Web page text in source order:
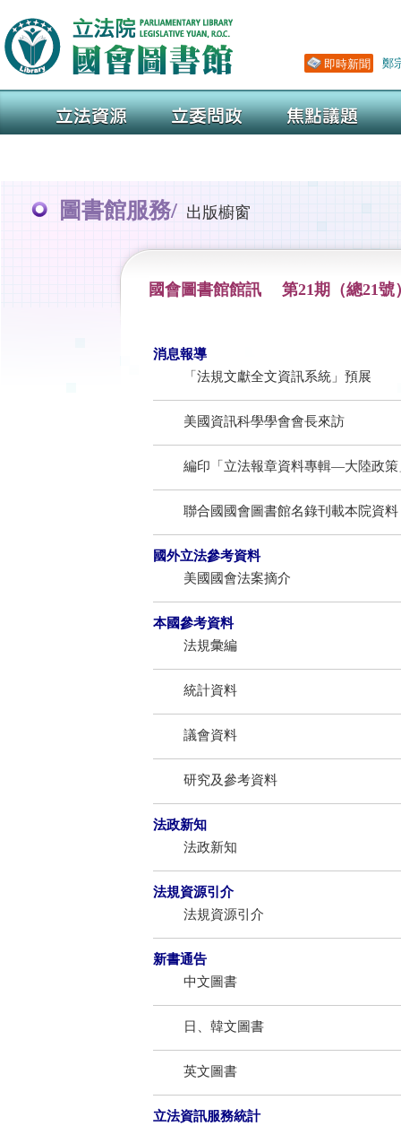
圖書館服務/ 出版櫥窗
國會圖書館館訊 第21期（總21號
消息報導
「法規文獻全文資訊系統」預展
美國資訊科學學會會長來訪
編印「立法報章資料專輯—大陸政策
聯合國國會圖書館名錄刊載本院資料
國外立法參考資料
美國國會法案摘介
本國參考資料
法規彙編
統計資料
議會資料
研究及參考資料
法政新知
法政新知
法規資源引介
法規資源引介
新書通告
中文圖書
日、韓文圖書
英文圖書
立法資訊服務統計